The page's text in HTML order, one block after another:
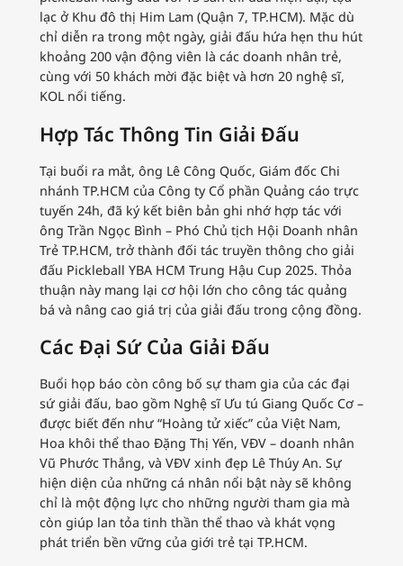
lạc ở Khu đô thị Him Lam (Quận 7, TP.HCM). Mặc dù
chỉ diễn ra trong một ngày, giải đấu hứa hẹn thu hút
khoảng 200 vận động viên là các doanh nhân trẻ,
cùng với 50 khách mời đặc biệt và hơn 20 nghệ sĩ,
KOL nổi tiếng.
Hợp Tác Thông Tin Giải Đấu
Tại buổi ra mắt, ông Lê Công Quốc, Giám đốc Chi
nhánh TP.HCM của Công ty Cổ phần Quảng cáo trực
tuyến 24h, đã ký kết biên bản ghi nhớ hợp tác với
ông Trần Ngọc Bình – Phó Chủ tịch Hội Doanh nhân
Trẻ TP.HCM, trở thành đối tác truyền thông cho giải
đấu Pickleball YBA HCM Trung Hậu Cup 2025. Thỏa
thuận này mang lại cơ hội lớn cho công tác quảng
bá và nâng cao giá trị của giải đấu trong cộng đồng.
Các Đại Sứ Của Giải Đấu
Buổi họp báo còn công bố sự tham gia của các đại
sứ giải đấu, bao gồm Nghệ sĩ Ưu tú Giang Quốc Cơ –
được biết đến như “Hoàng tử xiếc” của Việt Nam,
Hoa khôi thể thao Đặng Thị Yến, VĐV – doanh nhân
Vũ Phước Thắng, và VĐV xinh đẹp Lê Thúy An. Sự
hiện diện của những cá nhân nổi bật này sẽ không
chỉ là một động lực cho những người tham gia mà
còn giúp lan tỏa tinh thần thể thao và khát vọng
phát triển bền vững của giới trẻ tại TP.HCM.